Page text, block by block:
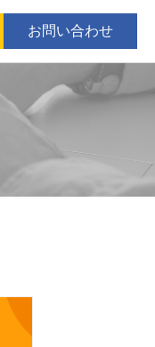
お問い合わせ